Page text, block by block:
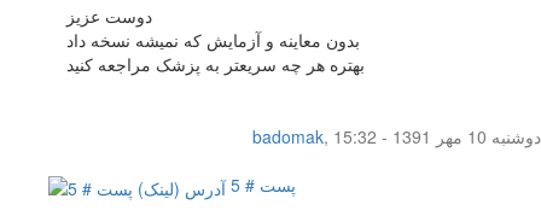
دوست عزیز
بدون معاینه و آزمایش که نمیشه نسخه داد
بهتره هر چه سریعتر به پزشک مراجعه کنید
badomak,
دوشنبه 10 مهر 1391 - 15:32
پست # 5